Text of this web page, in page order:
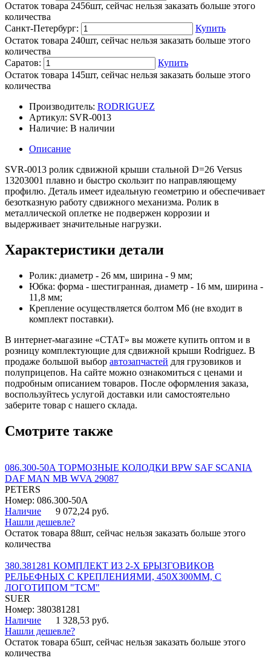
Остаток товара 2456шт, сейчас нельзя заказать больше этого
количества
Санкт-Петербург:
Купить
Остаток товара 240шт, сейчас нельзя заказать больше этого
количества
Саратов:
Купить
Остаток товара 145шт, сейчас нельзя заказать больше этого
количества
Производитель: RODRIGUEZ
Артикул: SVR-0013
Наличие: В наличии
Описание
SVR-0013 ролик сдвижной крыши стальной D=26 Versus
13203001 плавно и быстро скользит по направляющему
профилю. Деталь имеет идеальную геометрию и обеспечивает
безотказную работу сдвижного механизма. Ролик в
металлической оплетке не подвержен коррозии и
выдерживает значительные нагрузки.
Характеристики детали
Ролик: диаметр - 26 мм, ширина - 9 мм;
Юбка: форма - шестигранная, диаметр - 16 мм, ширина -
11,8 мм;
Крепление осуществляется болтом М6 (не входит в
комплект поставки).
В интернет-магазине «СТАТ» вы можете купить оптом и в
розницу комплектующие для сдвижной крыши Rodriguez. В
продаже большой выбор автозапчастей для грузовиков и
полуприцепов. На сайте можно ознакомиться с ценами и
подробным описанием товаров. После оформления заказа,
воспользуйтесь услугой доставки или самостоятельно
заберите товар с нашего склада.
Смотрите также
086.300-50A ТОРМОЗНЫЕ КОЛОДКИ BPW SAF SCANIA
DAF MAN MB WVA 29087
PETERS
Номер: 086.300-50A
Наличие
9 072,24 руб.
Нашли дешевле?
Остаток товара 88шт, сейчас нельзя заказать больше этого
количества
380.381281 КОМПЛЕКТ ИЗ 2-Х БРЫЗГОВИКОВ
РЕЛЬЕФНЫХ С КРЕПЛЕНИЯМИ, 450Х300ММ, С
ЛОГОТИПОМ "ТСМ"
SUER
Номер: 380381281
Наличие
1 328,53 руб.
Нашли дешевле?
Остаток товара 65шт, сейчас нельзя заказать больше этого
количества